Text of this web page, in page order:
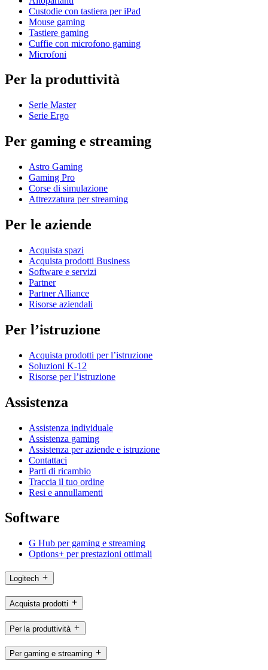
Custodie con tastiera per iPad
Mouse gaming
Tastiere gaming
Cuffie con microfono gaming
Microfoni
Per la produttività
Serie Master
Serie Ergo
Per gaming e streaming
Astro Gaming
Gaming Pro
Corse di simulazione
Attrezzatura per streaming
Per le aziende
Acquista spazi
Acquista prodotti Business
Software e servizi
Partner
Partner Alliance
Risorse aziendali
Per l’istruzione
Acquista prodotti per l’istruzione
Soluzioni K-12
Risorse per l’istruzione
Assistenza
Assistenza individuale
Assistenza gaming
Assistenza per aziende e istruzione
Contattaci
Parti di ricambio
Traccia il tuo ordine
Resi e annullamenti
Software
G Hub per gaming e streaming
Options+ per prestazioni ottimali
Logitech
Acquista prodotti
Per la produttività
Per gaming e streaming